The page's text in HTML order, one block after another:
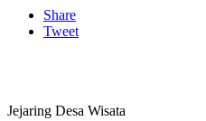
Share
Tweet
Jejaring Desa Wisata